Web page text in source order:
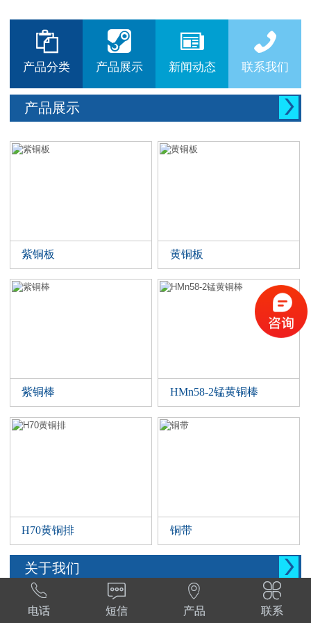



产品分类

产品展示

新闻动态

联系我们
产品展示 
紫铜板 黄铜板
紫铜棒 HMn58-2锰黄铜棒
H70黄铜排 铜带
关于我们 
西安晨腾物资有限公司 常年销售铜管，铜棒。
铜棒，铜排等。材质:T1,T2,T3,TP2,Tu1,TU2,

电话

短信

产品

联系